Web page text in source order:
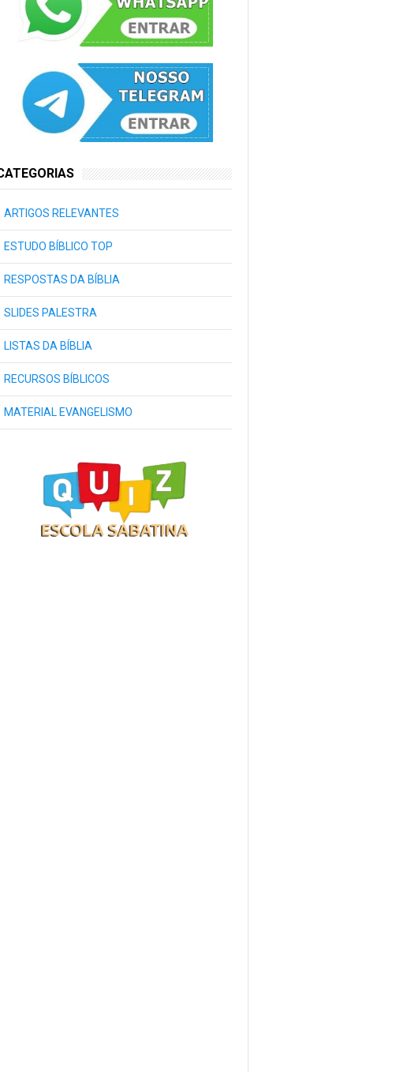
ARTIGOS RELEVANTES
ESTUDO BÍBLICO TOP
RESPOSTAS DA BÍBLIA
SLIDES PALESTRA
LISTAS DA BÍBLIA
RECURSOS BÍBLICOS
MATERIAL EVANGELISMO